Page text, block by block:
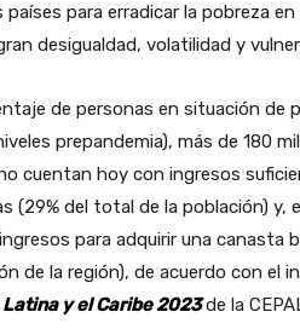
para erradicar la pobreza en
desigualdad, volatilidad y
de personas en situación de
prepandemia), más de 180
cuentan hoy con ingresos
(29% del total de la población) y,
para adquirir una canasta
de la región), de acuerdo con el
y el Caribe 2023de la